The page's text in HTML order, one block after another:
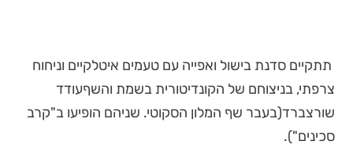
תתקיים סדנת בישול ואפייה עם טעמים איטלקיים וניחוח
צרפתי, בניצוחם של הקונדיטורית בשמת והשףעודד
שורצברד(בעבר שף המלון הסקוטי. שניהם הופיעו ב"קרב
סכינים").